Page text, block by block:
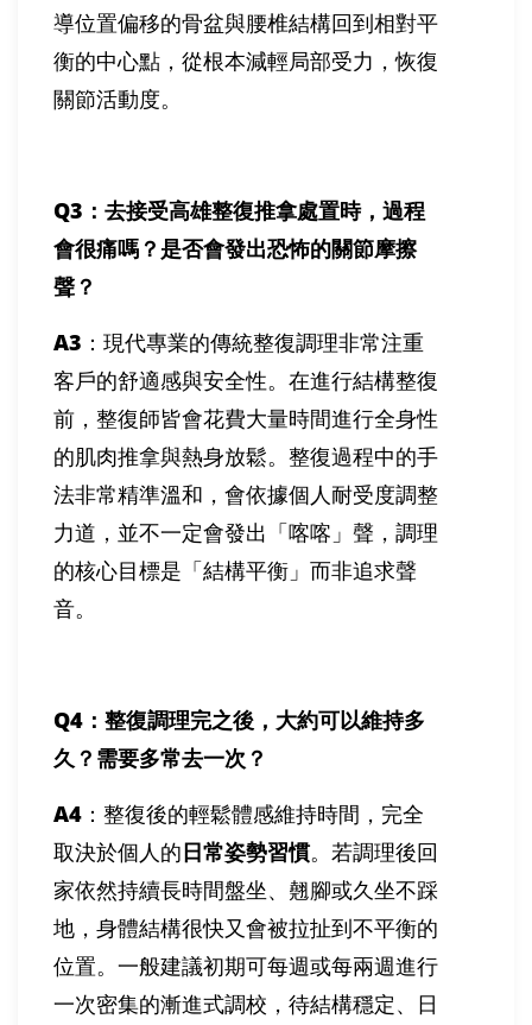
導位置偏移的骨盆與腰椎結構回到相對平
衡的中心點，從根本減輕局部受力，恢復
關節活動度。
Q3 ：去接受高雄整復推拿處置時，過程
會很痛嗎？是否會發出恐怖的關節摩擦
聲？
A3 ：現代專業的傳統整復調理非常注重
客戶的舒適感與安全性。在進行結構整復
前，整復師皆會花費大量時間進行全身性
的肌肉推拿與熱身放鬆。整復過程中的手
法非常精準溫和，會依據個人耐受度調整
力道，並不一定會發出「喀喀」聲，調理
的核心目標是「結構平衡」而非追求聲
音。
Q4 ：整復調理完之後，大約可以維持多
久？需要多常去一次？
A4 ：整復後的輕鬆體感維持時間，完全
取決於個人的日常姿勢習慣。若調理後回
家依然持續長時間盤坐、翹腳或久坐不踩
地，身體結構很快又會被拉扯到不平衡的
位置。一般建議初期可每週或每兩週進行
一次密集的漸進式調校，待結構穩定、日